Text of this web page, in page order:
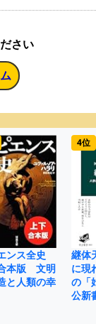
さい
ンス全史
本版 文明
と人類の幸
4位
継体
に現
の「
公新